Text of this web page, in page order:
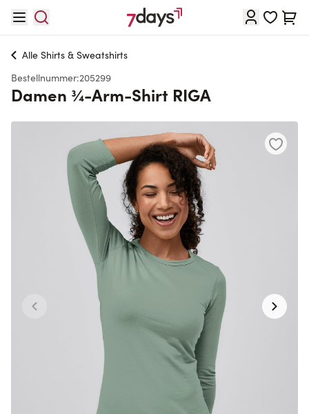
Alle Shirts & Sweatshirts
Bestellnummer:205299
Damen ¾-Arm-Shirt RIGA